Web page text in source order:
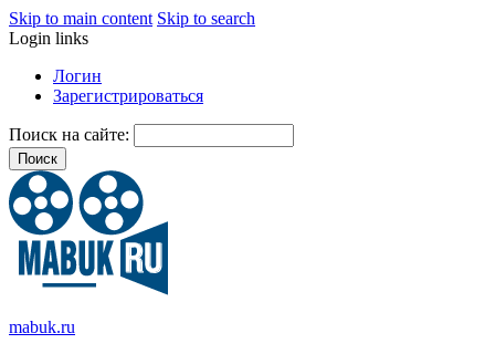
Skip to main content Skip to search
Login links
Логин
Зарегистрироваться
Поиск на сайте:
mabuk.ru